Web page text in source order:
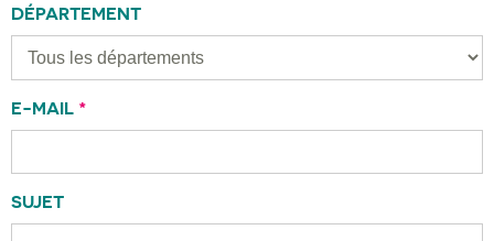
DÉPARTEMENT
E-MAIL *
SUJET